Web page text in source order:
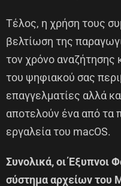
Τέλος, η χρήση τους
βελτίωση της
τον χρόνο αναζήτησης
του ψηφιακού σας
επαγγελματίες αλλά
αποτελούν ένα από τα
εργαλεία του macOS.
Συνολικά, οι Έξυπνοι
σύστημα αρχείων του